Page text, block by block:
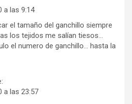
a las 9:14
el tamaño del ganchillo siempre
los tejidos me salían tiesos…
el numero de ganchillo… hasta la
a las 23:57